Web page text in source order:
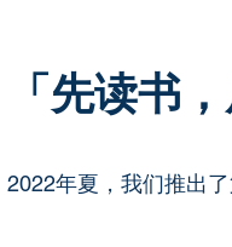
「先读书
2022年夏，我们推出